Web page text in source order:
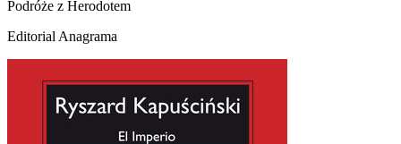
Podróże z Herodotem
Editorial Anagrama